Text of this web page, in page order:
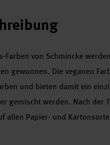
Farben von Schmincke
gewonnen. Die veganen
und bieten damit ein
gemischt werden. Nach der
allen Papier- und